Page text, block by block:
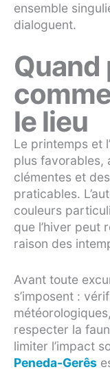
ensemble
dialoguent.
Quand
le lieu
Le printemps et
plus favorables,
clémentes et
praticables.
couleurs
que l’hiver peut
raison des
Avant toute
s’imposent :
respecter la
limiter l’impact
Peneda-Gerês